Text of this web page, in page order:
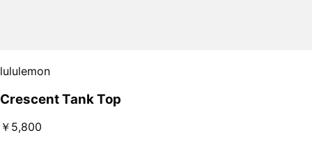
lululemon
Crescent Tank Top
￥5,800